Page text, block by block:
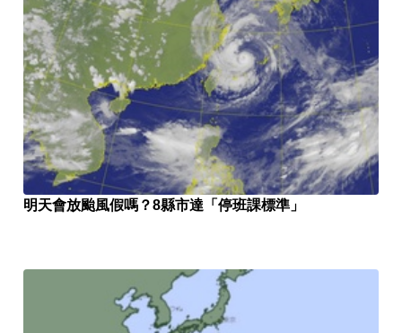
明天會放颱風假嗎？8縣市達「停班課標準」